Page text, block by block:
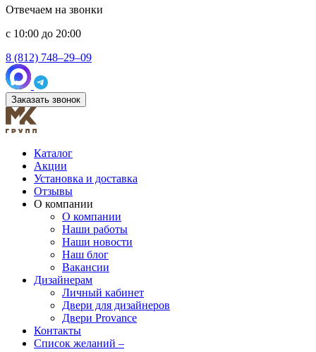
Отвечаем на звонки
с 10:00 до 20:00
8 (812) 748–29–09
Заказать звонок
Каталог
Акции
Установка и доставка
Отзывы
О компании
О компании
Наши работы
Наши новости
Наш блог
Вакансии
Дизайнерам
Личный кабинет
Двери для дизайнеров
Двери Provance
Контакты
Список желаний –